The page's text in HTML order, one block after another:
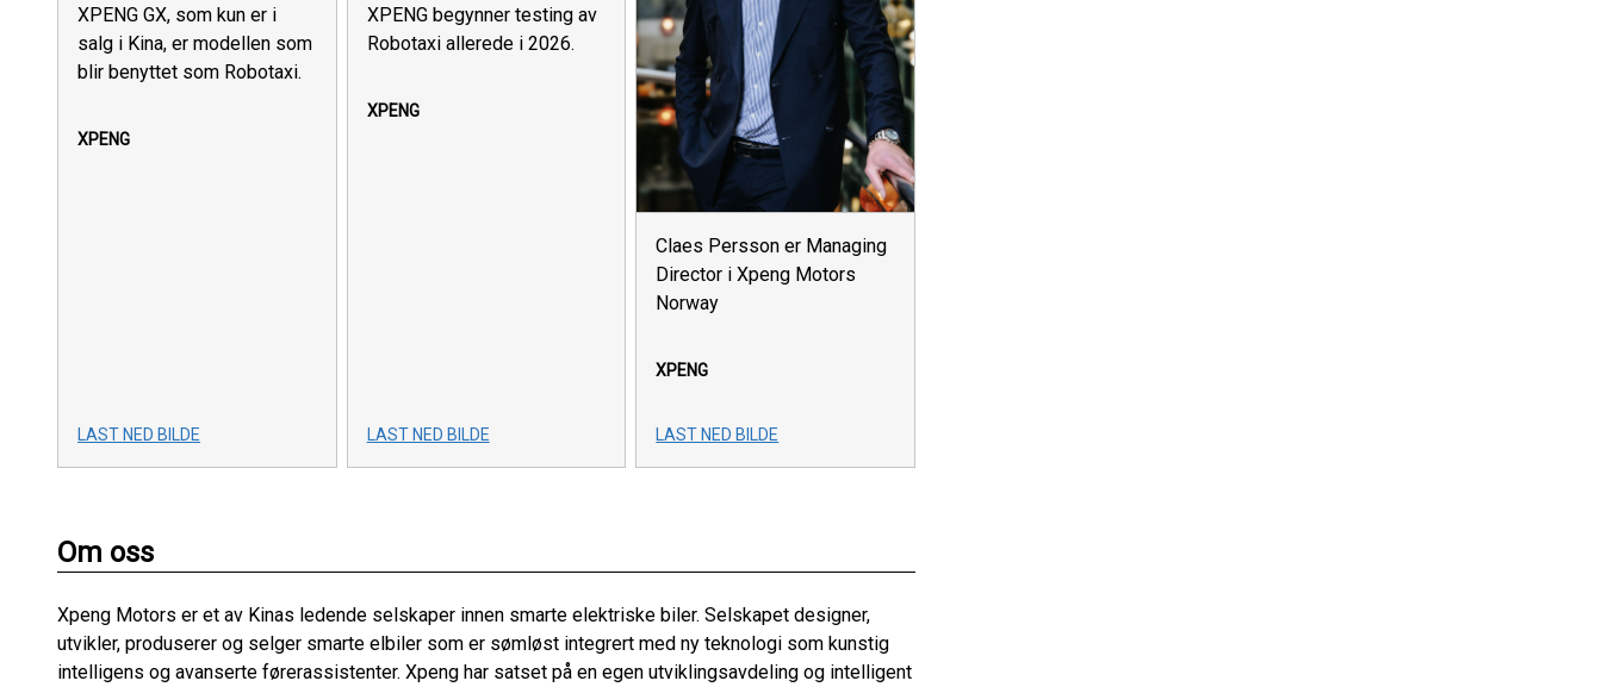
XPENG GX, som kun er i
salg i Kina, er modellen som
blir benyttet som Robotaxi.
XPENG
LAST NED BILDE
XPENG begynner testing av
Robotaxi allerede i 2026.
XPENG
LAST NED BILDE
Claes Persson er Managing
Director i Xpeng Motors
Norway
XPENG
LAST NED BILDE
Om oss
Xpeng Motors er et av Kinas ledende selskaper innen smarte elektriske biler. Selskapet designer,
utvikler, produserer og selger smarte elbiler som er sømløst integrert med ny teknologi som kunstig
intelligens og avanserte førerassistenter. Xpeng har satset på en egen utviklingsavdeling og intelligent